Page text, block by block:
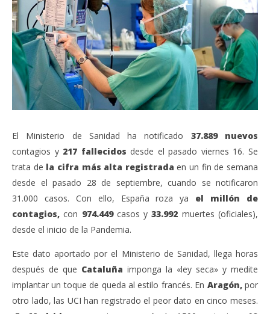
El Ministerio de Sanidad ha notificado 37.889 nuevos
contagios y 217 fallecidos desde el pasado viernes 16. Se
trata de la cifra más alta registradaen un fin de semana
desde el pasado 28 de septiembre, cuando se notificaron
31.000 casos. Con ello, España roza ya el millón de
contagios, con 974.449casos y33.992 muertes (oficiales),
desde el inicio de la Pandemia.
Este dato aportado por el Ministerio de Sanidad, llega horas
después de que Cataluña imponga la «ley seca» y medite
implantar un toque de queda al estilo francés. En Aragón,por
otro lado, las UCI han registrado el peor dato en cinco meses.